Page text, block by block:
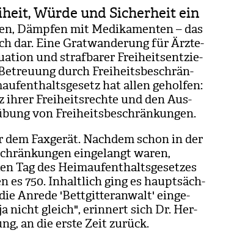
Würde und Sicherheit ein
Dämp­fen mit Medi­ka­men­ten – das
dar. Eine Grat­wan­de­rung für Ärzte­
und straf­ba­rer Frei­heits­ent­zie­
durch Frei­heits­be­schrän­
hat allen gehol­fen:
ihrer Frei­heits­rechte und den Aus­
von Frei­heits­be­schrän­kun­gen.
Fax­ge­rät. Nach­dem schon in der
ein­ge­langt waren,
Tag des Heim­auf­ent­halts­ge­set­zes
es 750. Inhalt­lich ging es haupt­säch­
Anrede 'Bett­git­ter­an­walt' ein­ge­
nicht gleich", erin­nert sich Dr. Her­
an die erste Zeit zurück.